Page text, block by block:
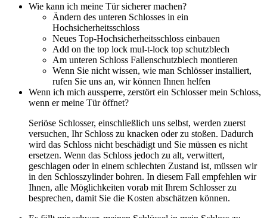
Wie kann ich meine Tür sicherer machen?
Ändern des unteren Schlosses in ein
Hochsicherheitsschloss
Neues Top-Hochsicherheitsschloss einbauen
Add on the top lock mul-t-lock top schutzblech
Am unteren Schloss Fallenschutzblech montieren
Wenn Sie nicht wissen, wie man Schlösser installiert,
rufen Sie uns an, wir können Ihnen helfen
Wenn ich mich aussperre, zerstört ein Schlosser mein Schloss,
wenn er meine Tür öffnet?
Seriöse Schlosser, einschließlich uns selbst, werden zuerst
versuchen, Ihr Schloss zu knacken oder zu stoßen. Dadurch
wird das Schloss nicht beschädigt und Sie müssen es nicht
ersetzen. Wenn das Schloss jedoch zu alt, verwittert,
geschlagen oder in einem schlechten Zustand ist, müssen wir
in den Schlosszylinder bohren. In diesem Fall empfehlen wir
Ihnen, alle Möglichkeiten vorab mit Ihrem Schlosser zu
besprechen, damit Sie die Kosten abschätzen können.